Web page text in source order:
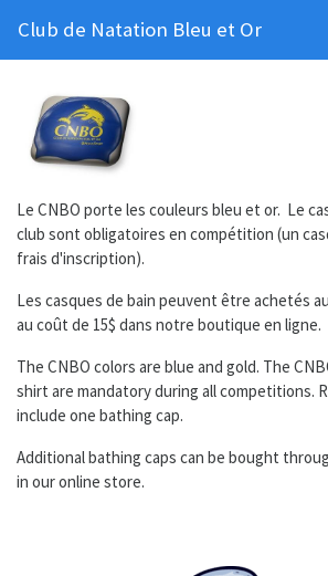
Club de Natation Bleu et Or
Le CNBO porte les couleurs bleu et or. Le
club sont obligatoires en compétition (un
frais d'inscription).
Les casques de bain peuvent être achetés
au coût de 15$ dans notre boutique en ligne.
The CNBO colors are blue and gold. The
shirt are mandatory during all competitions.
include one bathing cap.
Additional bathing caps can be bought
in our online store.